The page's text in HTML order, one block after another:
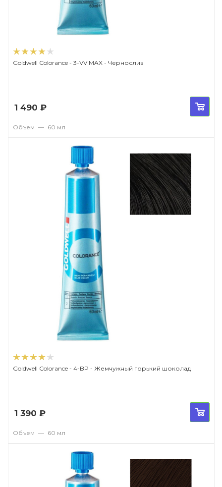
Goldwell Colorance - 3-VV MAX - Чернослив
1 490 ₽
Объем — 60 мл
Goldwell Colorance - 4-BP - Жемчужный горький шоколад
1 390 ₽
Объем — 60 мл